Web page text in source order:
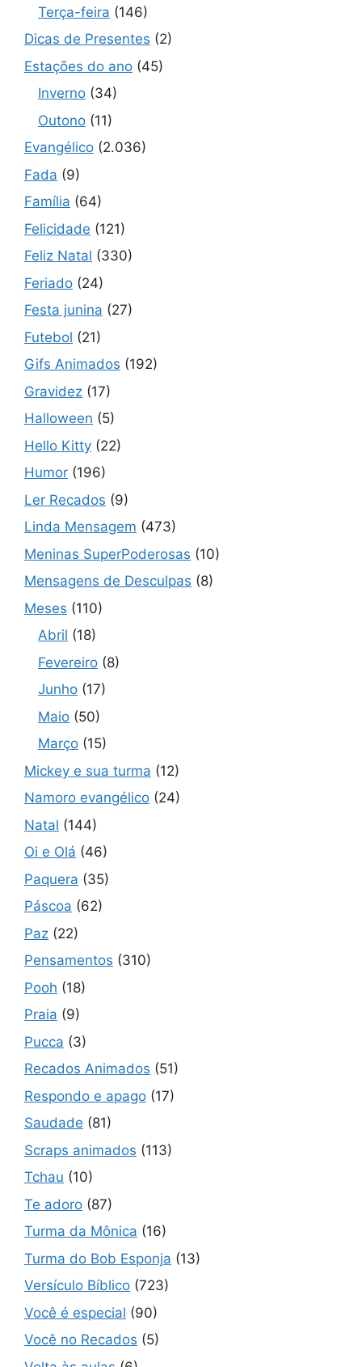
Terça-feira (146)
Dicas de Presentes (2)
Estações do ano (45)
Inverno (34)
Outono (11)
Evangélico (2.036)
Fada (9)
Família (64)
Felicidade (121)
Feliz Natal (330)
Feriado (24)
Festa junina (27)
Futebol (21)
Gifs Animados (192)
Gravidez (17)
Halloween (5)
Hello Kitty (22)
Humor (196)
Ler Recados (9)
Linda Mensagem (473)
Meninas SuperPoderosas (10)
Mensagens de Desculpas (8)
Meses (110)
Abril (18)
Fevereiro (8)
Junho (17)
Maio (50)
Março (15)
Mickey e sua turma (12)
Namoro evangélico (24)
Natal (144)
Oi e Olá (46)
Paquera (35)
Páscoa (62)
Paz (22)
Pensamentos (310)
Pooh (18)
Praia (9)
Pucca (3)
Recados Animados (51)
Respondo e apago (17)
Saudade (81)
Scraps animados (113)
Tchau (10)
Te adoro (87)
Turma da Mônica (16)
Turma do Bob Esponja (13)
Versículo Bíblico (723)
Você é especial (90)
Você no Recados (5)